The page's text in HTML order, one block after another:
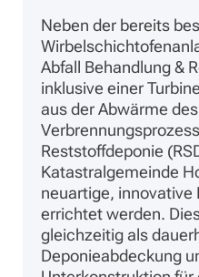
Neben der bereits
Abfall Behandlung &
inklusive einer
aus der Abwärme des
Reststoffdeponie
Katastralgemeinde
neuartige, innovative
errichtet werden.
gleichzeitig als
Deponieabdeckung